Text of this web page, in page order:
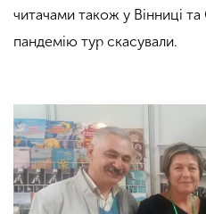
читачами також у Вінниці
пандемію тур скасували.